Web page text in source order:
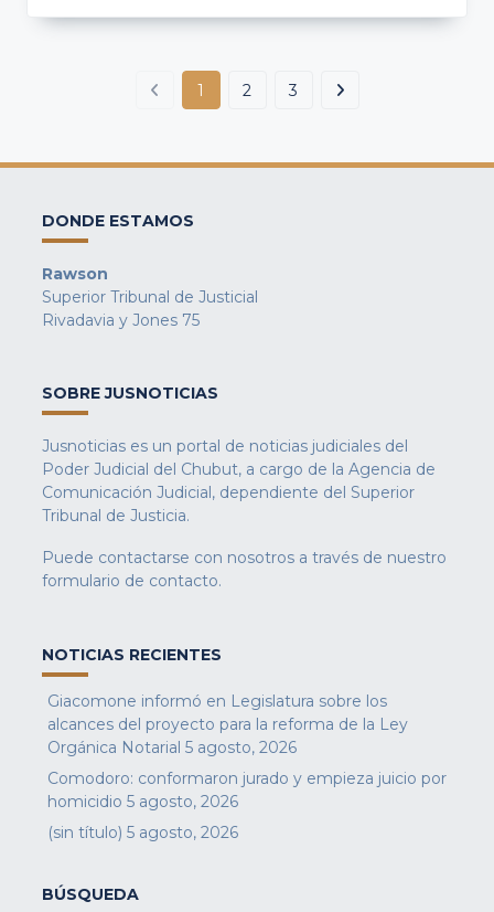
1 2 3
DONDE ESTAMOS
Rawson
Superior Tribunal de Justicial
Rivadavia y Jones 75
SOBRE JUSNOTICIAS
Jusnoticias es un portal de noticias judiciales del
Poder Judicial del Chubut, a cargo de la Agencia de
Comunicación Judicial, dependiente del Superior
Tribunal de Justicia.
Puede contactarse con nosotros a través de nuestro
formulario de contacto.
NOTICIAS RECIENTES
Giacomone informó en Legislatura sobre los
alcances del proyecto para la reforma de la Ley
Orgánica Notarial 5 agosto, 2026
Comodoro: conformaron jurado y empieza juicio por
homicidio 5 agosto, 2026
(sin título) 5 agosto, 2026
BÚSQUEDA